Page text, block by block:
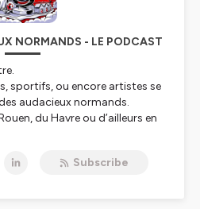
NORMANDS - LE PODCAST
sportifs, ou encore artistes se
audacieux normands.
du Havre ou d’ailleurs en
et suscitent les
Subscribe